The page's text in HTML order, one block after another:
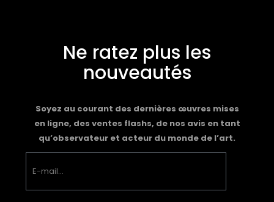
Ne ratez plus les
nouveautés
Soyez au courant des dernières œuvres mises
en ligne, des ventes flashs, de nos avis en tant
qu’observateur et acteur du monde de l’art.